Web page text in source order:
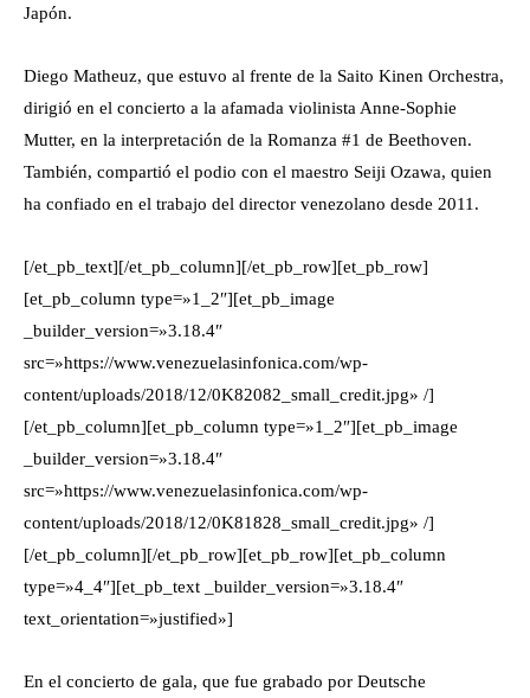
Japón.
Diego Matheuz, que estuvo al frente de la Saito Kinen Orchestra,
dirigió en el concierto a la afamada violinista Anne-Sophie
Mutter, en la interpretación de la Romanza #1 de Beethoven.
También, compartió el podio con el maestro Seiji Ozawa, quien
ha confiado en el trabajo del director venezolano desde 2011.
[/et_pb_text][/et_pb_column][/et_pb_row][et_pb_row]
[et_pb_column type=»1_2″][et_pb_image
_builder_version=»3.18.4″
src=»https://www.venezuelasinfonica.com/wp-
content/uploads/2018/12/0K82082_small_credit.jpg» /]
[/et_pb_column][et_pb_column type=»1_2″][et_pb_image
_builder_version=»3.18.4″
src=»https://www.venezuelasinfonica.com/wp-
content/uploads/2018/12/0K81828_small_credit.jpg» /]
[/et_pb_column][/et_pb_row][et_pb_row][et_pb_column
type=»4_4″][et_pb_text _builder_version=»3.18.4″
text_orientation=»justified»]
En el concierto de gala, que fue grabado por Deutsche